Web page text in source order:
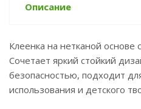
Описание
Клеенка на нетканой основе
Сочетает яркий стойкий
безопасностью, подходит
использования и детского